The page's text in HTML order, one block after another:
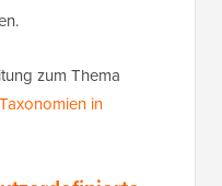
zum Thema
in